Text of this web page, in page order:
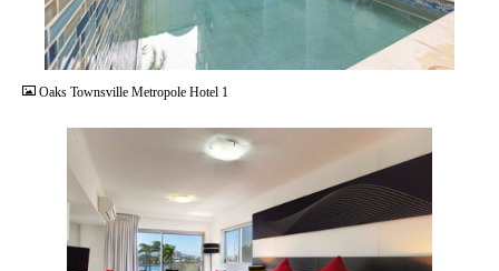
JPG
Oaks Townsville Metropole Hotel 1